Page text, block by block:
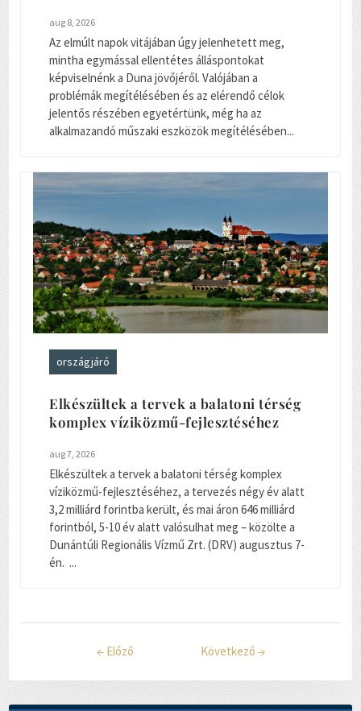
aug 8, 2026
Az elmúlt napok vitájában úgy jelenhetett meg,
mintha egymással ellentétes álláspontokat
képviselnénk a Duna jövőjéről. Valójában a
problémák megítélésében és az elérendő célok
jelentős részében egyetértünk, még ha az
alkalmazandó műszaki eszközök megítélésében...
országjáró
Elkészültek a tervek a balatoni térség
komplex víziközmű-fejlesztéséhez
aug 7, 2026
Elkészültek a tervek a balatoni térség komplex
víziközmű-fejlesztéséhez, a tervezés négy év alatt
3,2 milliárd forintba került, és mai áron 646 milliárd
forintból, 5-10 év alatt valósulhat meg – közölte a
Dunántúli Regionális Vízmű Zrt. (DRV) augusztus 7-
én. ...
← Előző Következő →